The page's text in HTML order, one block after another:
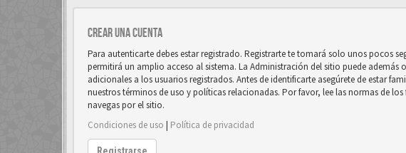
Crear una cuenta
Para autenticarte debes estar registrado. Registrarte te tomará solo unos pocos
permitirá un amplio acceso al sistema. La Administración del sitio puede además
adicionales a los usuarios registrados. Antes de identificarte asegúrete de estar
nuestros términos de uso y políticas relacionadas. Por favor, lee las normas de
navegas por el sitio.
Condiciones de uso | Política de privacidad